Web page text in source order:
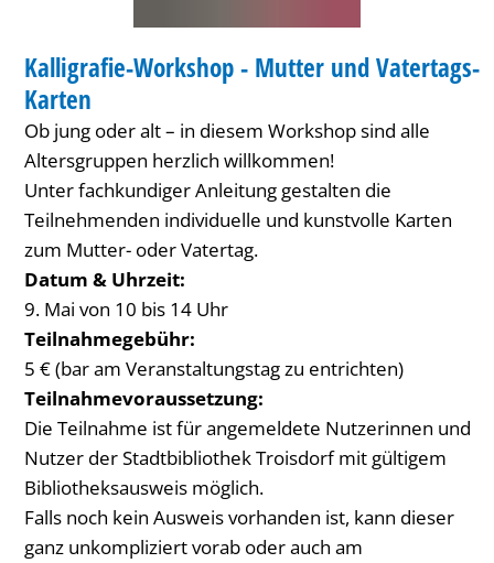
Karten
KATEGORIE: BIBLIOTHEK
Kalligrafie-Workshop - Mutter und Vatertags-
Karten
Ob jung oder alt – in diesem Workshop sind alle
Altersgruppen herzlich willkommen!
Unter fachkundiger Anleitung gestalten die
Teilnehmenden individuelle und kunstvolle Karten
zum Mutter- oder Vatertag.
Datum & Uhrzeit:
9. Mai von 10 bis 14 Uhr
Teilnahmegebühr:
5 € (bar am Veranstaltungstag zu entrichten)
Teilnahmevoraussetzung:
Die Teilnahme ist für angemeldete Nutzerinnen und
Nutzer der Stadtbibliothek Troisdorf mit gültigem
Bibliotheksausweis möglich.
Falls noch kein Ausweis vorhanden ist, kann dieser
ganz unkompliziert vorab oder auch am